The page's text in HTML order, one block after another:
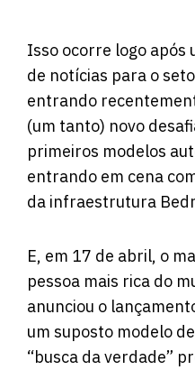
Isso ocorre logo após
de notícias para o
entrando
(um tanto) novo
primeiros modelos
entrando em cena
da infraestrutura
E, em 17 de abril, o
pessoa mais rica do
anunciou o
um suposto modelo
“busca da verdade”